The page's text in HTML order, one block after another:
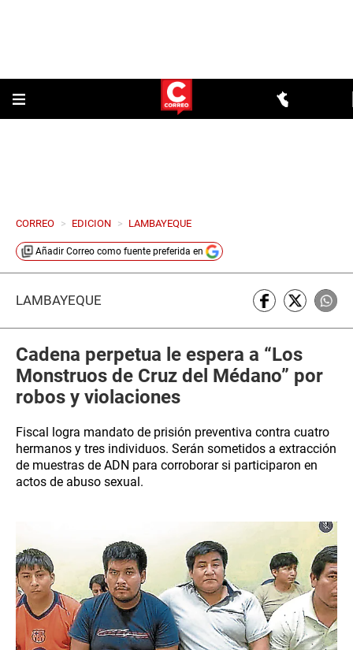
CORREO > EDICION > LAMBAYEQUE
Añadir Correo como fuente preferida en
LAMBAYEQUE
Cadena perpetua le espera a “Los
Monstruos de Cruz del Médano” por
robos y violaciones
Fiscal logra mandato de prisión preventiva contra cuatro
hermanos y tres individuos. Serán sometidos a extracción
de muestras de ADN para corroborar si participaron en
actos de abuso sexual.